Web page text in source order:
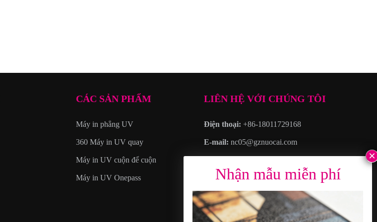
CÁC SẢN PHẨM
Máy in phẳng UV
360 Máy in UV quay
Máy in UV cuộn để cuộn
Máy in UV Onepass
LIÊN HỆ VỚI CHÚNG TÔI
Điện thoại: +86-18011729168
E-mail: nc05@gznuocai.com
Giờ làm việc:Thứ hai – Thứ bảy 8:30là –
6:00chiều
Địa chỉ: KHÔNG. 28, Đại lộ Hạo Cương,